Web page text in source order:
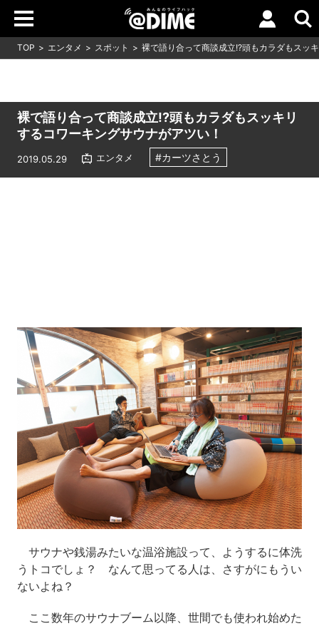
TOP エンタメ スポット 裸で語り合って商談成立!?頭もカラダもスッ
裸で語り合って商談成立!?頭もカラダもスッキリ
するコワーキングサウナがアツい！
2019.05.29 エンタメ #カーツさとう
サウナや銭湯みたいな温浴施設って、ようするに体洗
うトコでしょ？ なんて思ってる人は、さすがにもうい
ないよね？
ここ数年のサウナブーム以降、世間でも使われ始めた